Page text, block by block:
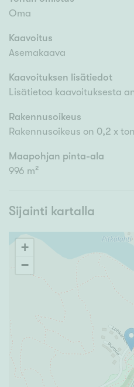
Oma
Kaavoitus
Asemakaava
Kaavoituksen lisätiedot
Lisätietoa kaavoituksesta
Rakennusoikeus
Rakennusoikeus on 0,2 x
Maapohjan pinta-ala
996 m²
Sijainti kartalla
+
−